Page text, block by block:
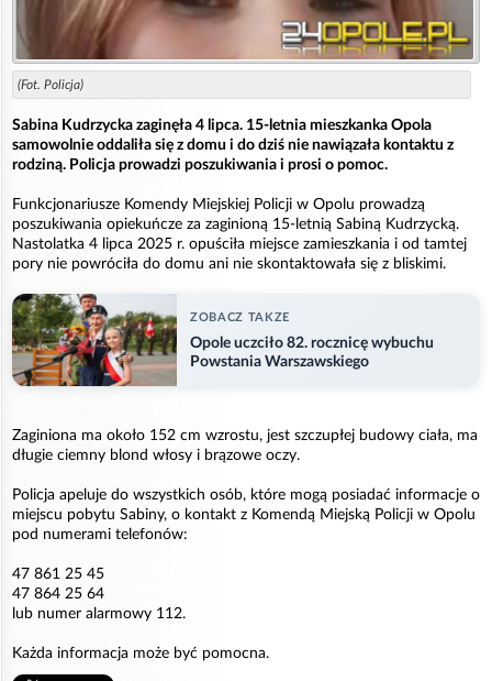
(Fot. Policja)
Sabina Kudrzycka zaginęła 4 lipca. 15-letnia mieszkanka Opola
samowolnie oddaliła się z domu i do dziś nie nawiązała kontaktu z
rodziną. Policja prowadzi poszukiwania i prosi o pomoc.
Funkcjonariusze Komendy Miejskiej Policji w Opolu prowadzą
poszukiwania opiekuńcze za zaginioną 15-letnią Sabiną Kudrzycką.
Nastolatka 4 lipca 2025 r. opuściła miejsce zamieszkania i od tamtej
pory nie powróciła do domu ani nie skontaktowała się z bliskimi.
ZOBACZ TAKZE
Opole uczciło 82. rocznicę wybuchu
Powstania Warszawskiego
Zaginiona ma około 152 cm wzrostu, jest szczupłej budowy ciała, ma
długie ciemny blond włosy i brązowe oczy.
Policja apeluje do wszystkich osób, które mogą posiadać informacje o
miejscu pobytu Sabiny, o kontakt z Komendą Miejską Policji w Opolu
pod numerami telefonów:
47 861 25 45
47 864 25 64
lub numer alarmowy 112.
Każda informacja może być pomocna.